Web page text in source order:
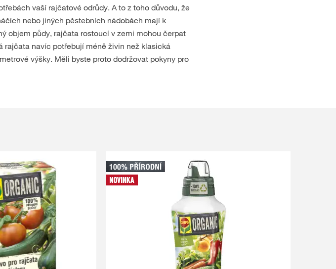
vaší rajčatové odrůdy. A to z toho důvodu, že
nebo jiných pěstebních nádobách mají k
objem půdy, rajčata rostoucí v zemi mohou čerpat
rajčata navíc potřebují méně živin než klasická
výšky. Měli byste proto dodržovat pokyny pro